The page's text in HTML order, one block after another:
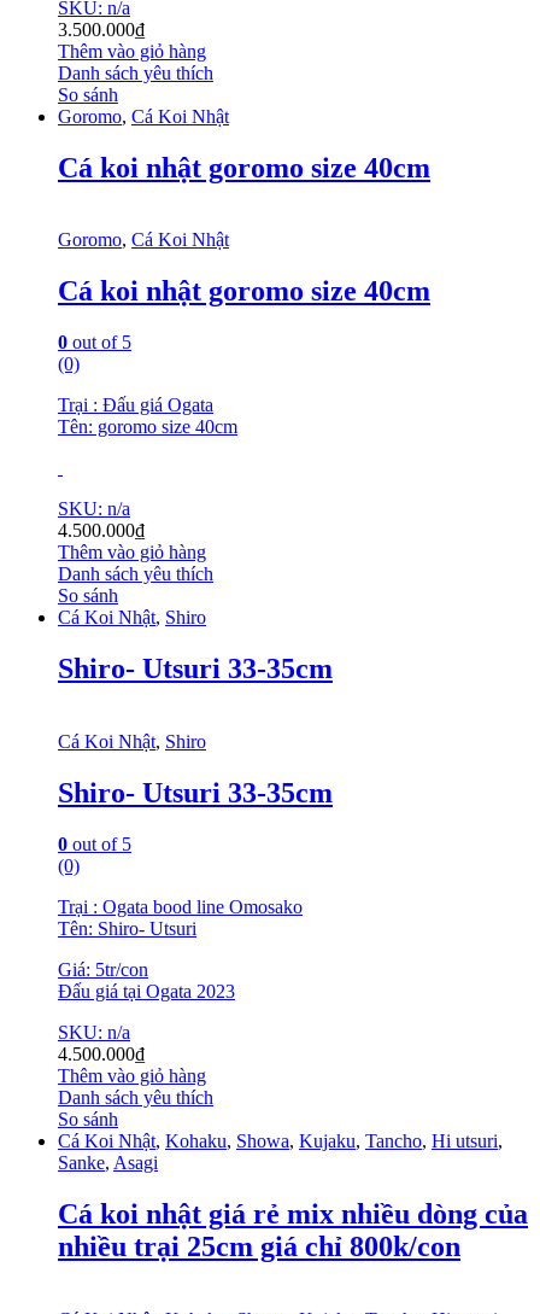
SKU: n/a
3.500.000₫
Thêm vào giỏ hàng
Danh sách yêu thích
So sánh
Goromo, Cá Koi Nhật
Cá koi nhật goromo size 40cm
Goromo, Cá Koi Nhật
Cá koi nhật goromo size 40cm
0 out of 5
(0)
Trại : Đấu giá Ogata
Tên: goromo size 40cm
SKU: n/a
4.500.000₫
Thêm vào giỏ hàng
Danh sách yêu thích
So sánh
Cá Koi Nhật, Shiro
Shiro- Utsuri 33-35cm
Cá Koi Nhật, Shiro
Shiro- Utsuri 33-35cm
0 out of 5
(0)
Trại : Ogata bood line Omosako
Tên: Shiro- Utsuri
Giá: 5tr/con
Đấu giá tại Ogata 2023
SKU: n/a
4.500.000₫
Thêm vào giỏ hàng
Danh sách yêu thích
So sánh
Cá Koi Nhật, Kohaku, Showa, Kujaku, Tancho, Hi utsuri,
Sanke, Asagi
Cá koi nhật giá rẻ mix nhiều dòng của
nhiều trại 25cm giá chỉ 800k/con